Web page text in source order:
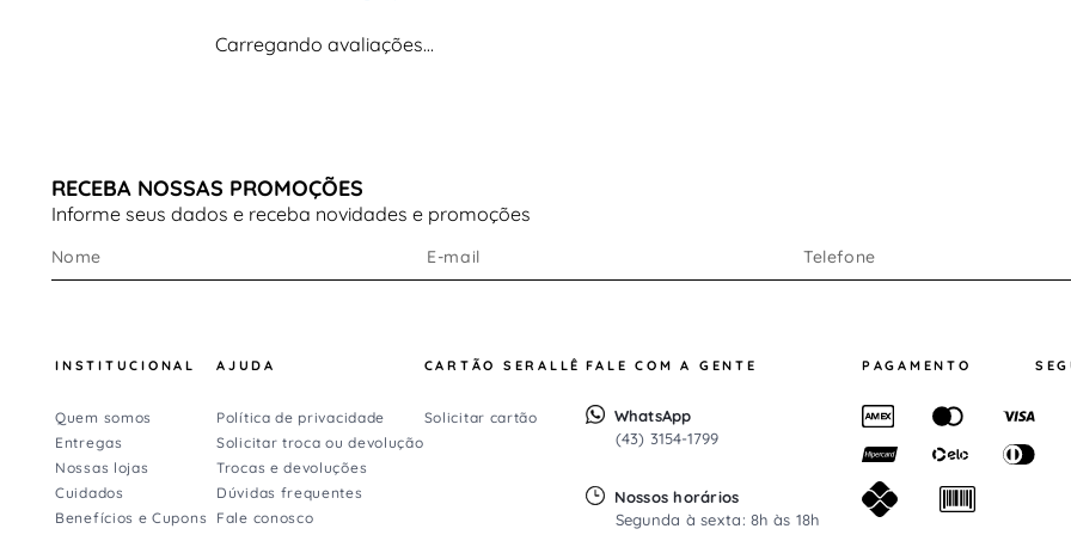
Carregando avaliações…
RECEBA NOSSAS PROMOÇÕES
Informe seus dados e receba novidades e promoções
INSTITUCIONAL
Quem somos
Entregas
Nossas lojas
Cuidados
Benefícios e Cupons
AJUDA
Política de privacidade
Solicitar troca ou devolução
Trocas e devoluções
Dúvidas frequentes
Fale conosco
CARTÃO SERALLÊ
Solicitar cartão
FALE COM A GENTE
WhatsApp
(43) 3154-1799
Nossos horários
Segunda à sexta: 8h às 18h
PAGAMENTO